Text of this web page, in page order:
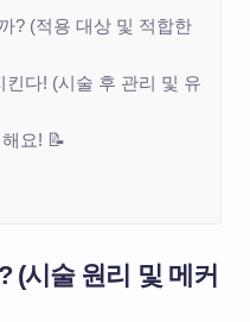
? (적용 대상 및 적합한
다! (시술 후 관리 및 유
요! 📝
(시술 원리 및 메커